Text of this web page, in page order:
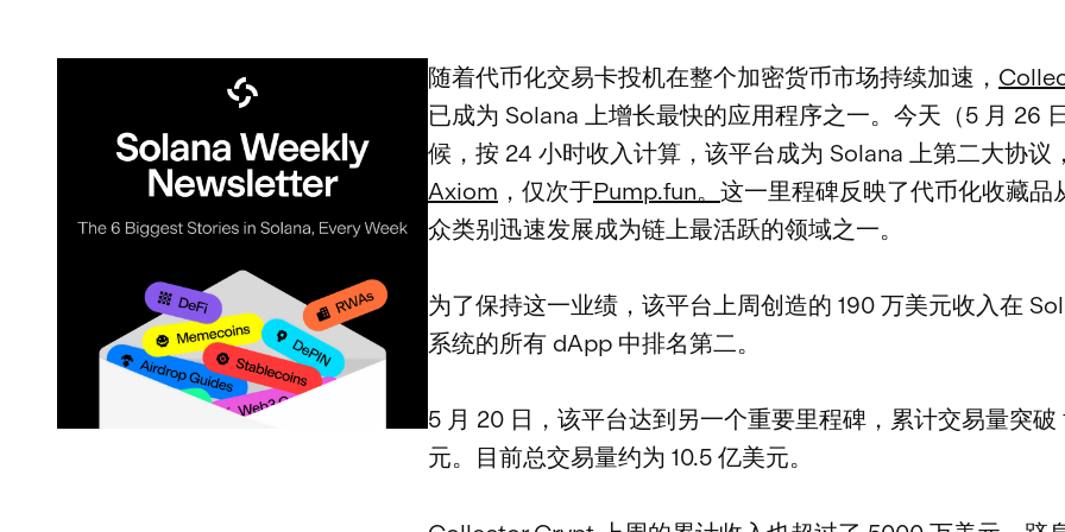
随着代币化交易卡投机在整个加密货币市场持续加速，
已成为 Solana 上增长最快的应用程序之一。今天（5 月 26
候，按 24 小时收入计算，该平台成为 Solana 上第二大协议
Axiom ，仅次于Pump.fun。 这一里程碑反映了代币化收藏品
众类别迅速发展成为链上最活跃的领域之一。
为了保持这一业绩，该平台上周创造的 190 万美元收入在
系统的所有 dApp 中排名第二。
5 月 20 日，该平台达到另一个重要里程碑，累计交易量突破
元。目前总交易量约为 10.5 亿美元。